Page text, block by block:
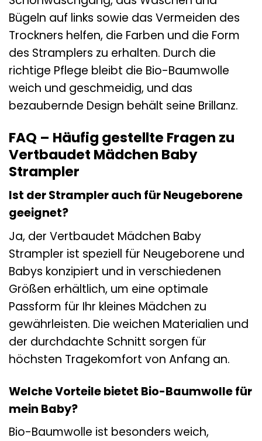
Bügeln auf links sowie das Vermeiden des
Trockners helfen, die Farben und die Form
des Stramplers zu erhalten. Durch die
richtige Pflege bleibt die Bio-Baumwolle
weich und geschmeidig, und das
bezaubernde Design behält seine Brillanz.
FAQ – Häufig gestellte Fragen zu
Vertbaudet Mädchen Baby
Strampler
Ist der Strampler auch für Neugeborene
geeignet?
Ja, der Vertbaudet Mädchen Baby
Strampler ist speziell für Neugeborene und
Babys konzipiert und in verschiedenen
Größen erhältlich, um eine optimale
Passform für Ihr kleines Mädchen zu
gewährleisten. Die weichen Materialien und
der durchdachte Schnitt sorgen für
höchsten Tragekomfort von Anfang an.
Welche Vorteile bietet Bio-Baumwolle für
mein Baby?
Bio-Baumwolle ist besonders weich,